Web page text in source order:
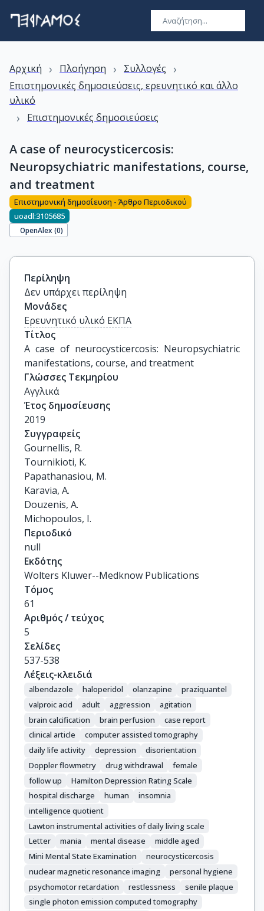
Αρχική › Πλοήγηση › Συλλογές ›
Επιστημονικές δημοσιεύσεις, ερευνητικό και άλλο
υλικό
› Επιστημονικές δημοσιεύσεις
A case of neurocysticercosis:
Neuropsychiatric manifestations, course,
and treatment
Επιστημονική δημοσίευση - Άρθρο Περιοδικού
uoadl:3105685
OpenAlex (0)
Περίληψη
Δεν υπάρχει περίληψη
Μονάδες
Ερευνητικό υλικό ΕΚΠΑ
Τίτλος
A case of neurocysticercosis: Neuropsychiatric
manifestations, course, and treatment
Γλώσσες Τεκμηρίου
Αγγλικά
Έτος δημοσίευσης
2019
Συγγραφείς
Gournellis, R.
Tournikioti, K.
Papathanasiou, M.
Karavia, A.
Douzenis, A.
Michopoulos, I.
Περιοδικό
null
Εκδότης
Wolters Kluwer--Medknow Publications
Τόμος
61
Αριθμός / τεύχος
5
Σελίδες
537-538
Λέξεις-κλειδιά
albendazole haloperidol olanzapine
praziquantel
valproic acid
adult aggression
agitation
brain calcification
brain perfusion
case report
clinical article
computer assisted tomography
daily life activity
depression
disorientation
Doppler flowmetry
drug withdrawal
female
follow up
Hamilton Depression Rating Scale
hospital discharge
human
insomnia
intelligence quotient
Lawton instrumental activities of daily living scale
Letter
mania mental disease
middle aged
Mini Mental State Examination
neurocysticercosis
nuclear magnetic resonance imaging
personal hygiene
psychomotor retardation
restlessness
senile plaque
single photon emission computed tomography